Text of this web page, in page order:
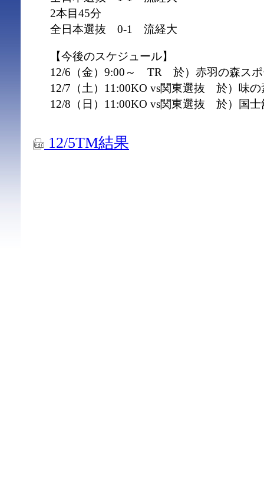
2本目45分
全日本選抜 0-1 流経大
【今後のスケジュール】
12/6（金）9:00～ TR 於）赤羽の森スポ
12/7（土）11:00KO vs関東選抜 於）味
12/8（日）11:00KO vs関東選抜 於）国
12/5TM結果